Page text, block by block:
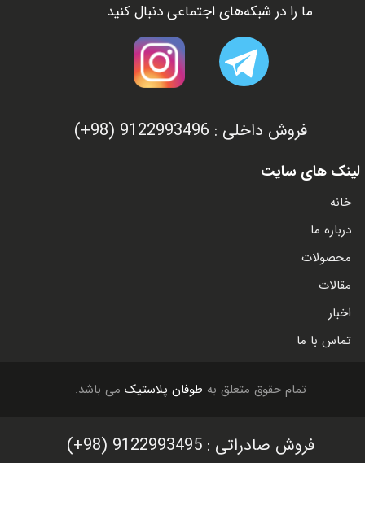
ما را در شبکه‌های اجتماعی دنبال کنید
لینک های سایت
تمام حقوق متعلق به طوفان پلاستیک می باشد.
خانه
درباره ما
محصولات
مقالات
اخبار
تماس با ما